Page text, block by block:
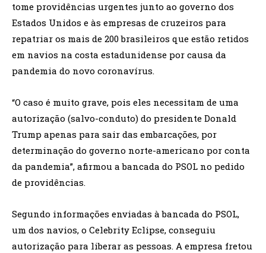
tome providências urgentes junto ao governo dos
Estados Unidos e às empresas de cruzeiros para
repatriar os mais de 200 brasileiros que estão retidos
em navios na costa estadunidense por causa da
pandemia do novo coronavírus.
“O caso é muito grave, pois eles necessitam de uma
autorização (salvo-conduto) do presidente Donald
Trump apenas para sair das embarcações, por
determinação do governo norte-americano por conta
da pandemia”, afirmou a bancada do PSOL no pedido
de providências.
Segundo informações enviadas à bancada do PSOL,
um dos navios, o Celebrity Eclipse, conseguiu
autorização para liberar as pessoas. A empresa fretou